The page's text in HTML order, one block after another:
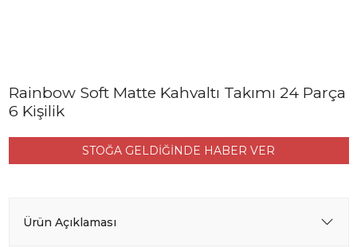
Rainbow Soft Matte Kahvaltı Takımı 24 Parça
6 Kişilik
STOĞA GELDİĞİNDE HABER VER
Ürün Açıklaması